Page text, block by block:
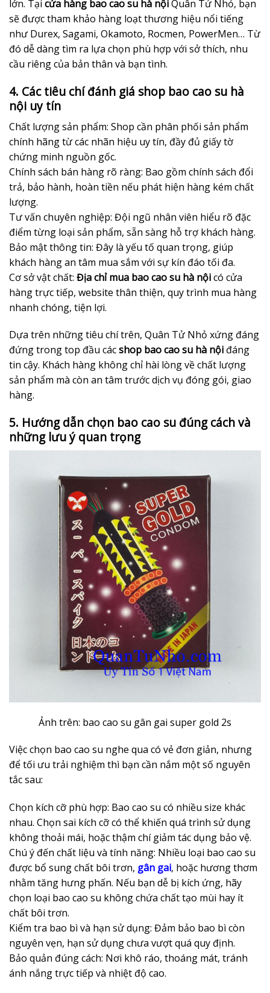
lớn. Tại cửa hàng bao cao su hà nộiQuân Tử Nhỏ, bạn
sẽ được tham khảo hàng loạt thương hiệu nổi tiếng
như Durex, Sagami, Okamoto, Rocmen, PowerMen… Từ
đó dễ dàng tìm ra lựa chọn phù hợp với sở thích, nhu
cầu riêng của bản thân và bạn tình.
4. Các tiêu chí đánh giá shop bao cao su hà
nội uy tín
Chất lượng sản phẩm: Shop cần phân phối sản phẩm
chính hãng từ các nhãn hiệu uy tín, đầy đủ giấy tờ
chứng minh nguồn gốc.
Chính sách bán hàng rõ ràng: Bao gồm chính sách đổi
trả, bảo hành, hoàn tiền nếu phát hiện hàng kém chất
lượng.
Tư vấn chuyên nghiệp: Đội ngũ nhân viên hiểu rõ đặc
điểm từng loại sản phẩm, sẵn sàng hỗ trợ khách hàng.
Bảo mật thông tin: Đây là yếu tố quan trọng, giúp
khách hàng an tâm mua sắm với sự kín đáo tối đa.
Cơ sở vật chất: Địa chỉ mua bao cao su hà nộicó cửa
hàng trực tiếp, website thân thiện, quy trình mua hàng
nhanh chóng, tiện lợi.
Dựa trên những tiêu chí trên, Quân Tử Nhỏ xứng đáng
đứng trong top đầu cácshop bao cao su hà nội đáng
tin cậy. Khách hàng không chỉ hài lòng về chất lượng
sản phẩm mà còn an tâm trước dịch vụ đóng gói, giao
hàng.
5. Hướng dẫn chọn bao cao su đúng cách và
những lưu ý quan trọng
Ảnh trên: bao cao su gân gai super gold 2s
Việc chọn bao cao su nghe qua có vẻ đơn giản, nhưng
để tối ưu trải nghiệm thì bạn cần nắm một số nguyên
tắc sau:
Chọn kích cỡ phù hợp: Bao cao su có nhiều size khác
nhau. Chọn sai kích cỡ có thể khiến quá trình sử dụng
không thoải mái, hoặc thậm chí giảm tác dụng bảo vệ.
Chú ý đến chất liệu và tính năng: Nhiều loại bao cao su
được bổ sung chất bôi trơn, gân gai, hoặc hương thơm
nhằm tăng hưng phấn. Nếu bạn dễ bị kích ứng, hãy
chọn loại bao cao su không chứa chất tạo mùi hay ít
chất bôi trơn.
Kiểm tra bao bì và hạn sử dụng: Đảm bảo bao bì còn
nguyên vẹn, hạn sử dụng chưa vượt quá quy định.
Bảo quản đúng cách: Nơi khô ráo, thoáng mát, tránh
ánh nắng trực tiếp và nhiệt độ cao.